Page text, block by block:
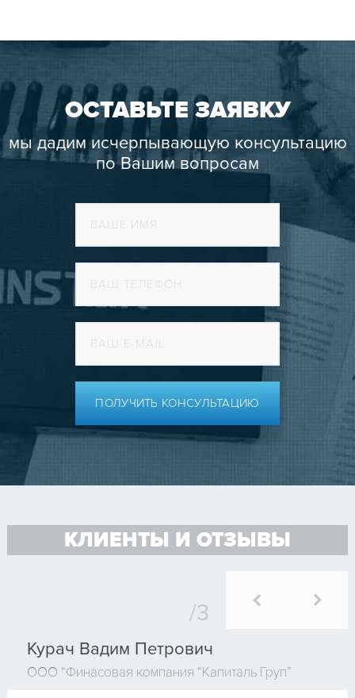
ОСТАВЬТЕ ЗАЯВКУ
мы дадим исчерпывающую консультацию
по Вашим вопросам
ПОЛУЧИТЬ КОНСУЛЬТАЦИЮ
КЛИЕНТЫ И ОТЗЫВЫ
Курач Вадим Петрович
ООО “Финасовая компания “Капиталь Груп”